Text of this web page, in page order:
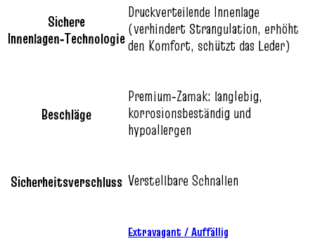
Sichere
Innenlagen‑Technologie
Druckverteilende Innenlage
(verhindert Strangulation, erhöht
den Komfort, schützt das Leder)
Beschläge
Premium‑Zamak: langlebig,
korrosionsbeständig und
hypoallergen
Sicherheitsverschluss Verstellbare Schnallen
Extravagant / Auffällig